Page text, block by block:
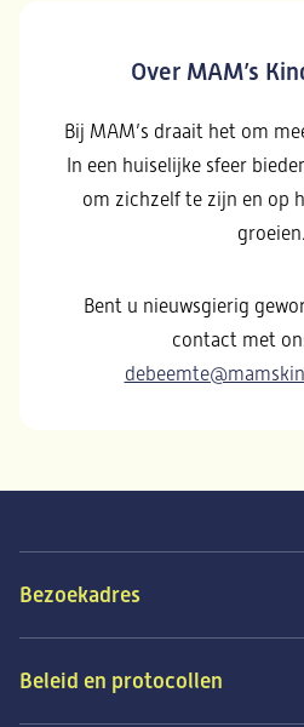
Over MAM’s
Bij MAM’s draait het om
In een huiselijke sfeer
om zichzelf te zijn en op
groeien.
Bent u nieuwsgierig
contact met
Bezoekadres
Beleid en protocollen